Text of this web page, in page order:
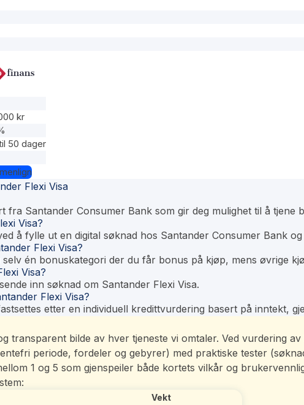
kr
50 dager
Flexi Visa
fra Santander Consumer Bank som gir deg mulighet til å
Visa?
å fylle ut en digital søknad hos Santander Consumer Bank
Flexi Visa?
én bonuskategori der du får bonus på kjøp, mens øvrige
Visa?
inn søknad om Santander Flexi Visa.
Flexi Visa?
etter en individuell kredittvurdering basert på inntekt,
transparent bilde av hver tjeneste vi omtaler. Ved vurdering
periode, fordeler og gebyrer) med praktiske tester
1 og 5 som gjenspeiler både kortets vilkår og
:
Vekt